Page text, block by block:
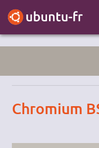
Chromium